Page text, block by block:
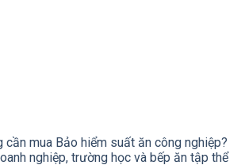
mua Bảo hiểm suất ăn công nghiệp?
nghiệp, trường học và bếp ăn tập thể